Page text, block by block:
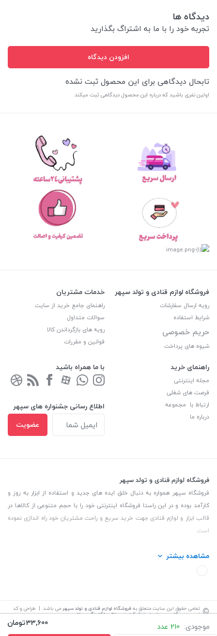
دیدگاه ها
تجربه خود را با ما به اشتراگ بگذارید
افزودن دیدگاه
تابحال دیدگاهی برای این محصول ثبت نشده
اولین نفری باشید که درباره این محصول دیدگاهی ثبت میکند
موجودی: 210 عدد 33,600تومان
فروشگاه لوازم قنادی و تولد سپهر
رویه ارسال سفارشات
شرایط استفاده
حریم خصوصی
شیوه های پرداخت
خدمات مشتریان
راهنمای جامع خرید از سایت
سوالات متداول
رویه های بازگرداندن کالا
قوانین و مقررات
راهنمای خرید
مجله اینترنتی
فرصت های شغلی
ارتباط با مجموعه
درباره ما
با ما همراه باشید
اطلاع رسانی جشنواره های سپهر
عضویت
فروشگاه لوازم قنادی و تولد سپهر
فروشگاه سپهر همواره به دنبال خلق ایده های جدید و استفاده از ابزار به روز و
کارآمد بوده و در این راستا فروشگاه اینترنتی خود را با حجم متنوعی از کالاها در
قالب ابزار و لوازم قنادی جهت خرید سریع و راحت مشتریان خود راه اندازی نموده
است.
این فروشگاه تمام تلاش خود را نموده تا کالاهایی با کیفیت و با حداقل قیمت
عرضه نماید.
مشاهده بیشتر
© تمامی حقوق این سایت متعلق بهفروشگاه لوازم قنادی و تولد سپهر می باشد. | طراحی و کد
نویسی:سپکام سیستماجرا:شرکت دیجیتال مارکتینگ سپتا